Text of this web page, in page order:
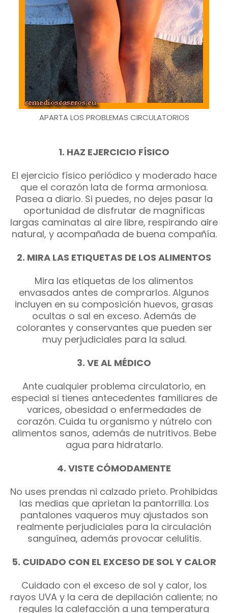
APARTA LOS PROBLEMAS CIRCULATORIOS
1. HAZ EJERCICIO FÍSICO
El ejercicio físico periódico y moderado hace
que el corazón lata de forma armoniosa.
Pasea a diario. Si puedes, no dejes pasar la
oportunidad de disfrutar de magníficas
largas caminatas al aire libre, respirando aire
natural, y acompañada de buena compañía.
2. MIRA LAS ETIQUETAS DE LOS ALIMENTOS
Mira las etiquetas de los alimentos
envasados antes de comprarlos. Algunos
incluyen en su composición huevos, grasas
ocultas o sal en exceso. Además de
colorantes y conservantes que pueden ser
muy perjudiciales para la salud.
3. VE AL MÉDICO
Ante cualquier problema circulatorio, en
especial si tienes antecedentes familiares de
varices, obesidad o enfermedades de
corazón. Cuida tu organismo y nútrelo con
alimentos sanos, además de nutritivos. Bebe
agua para hidratarlo.
4. VISTE CÓMODAMENTE
No uses prendas ni calzado prieto. Prohibidas
las medias que aprietan la pantorrilla. Los
pantalones vaqueros muy ajustados son
realmente perjudiciales para la circulación
sanguínea, además provocar celulitis.
5. CUIDADO CON EL EXCESO DE SOL Y CALOR
Cuidado con el exceso de sol y calor, los
rayos UVA y la cera de depilación caliente; no
regules la calefacción a una temperatura